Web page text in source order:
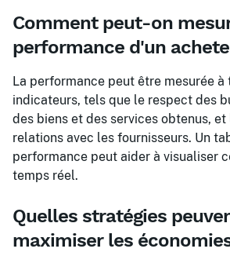
Comment peut-on
performance d'un
La performance peut être mesurée à
indicateurs, tels que le respect des
des biens et des services obtenus,
relations avec les fournisseurs. Un
performance peut aider à visualiser
temps réel.
Quelles stratégies
maximiser les